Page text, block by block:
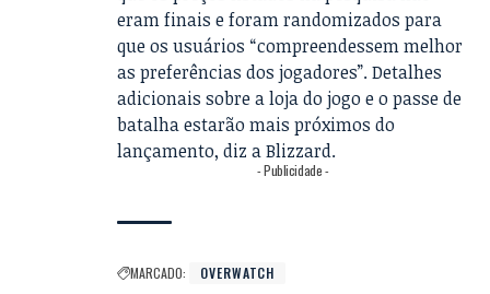
eram finais e foram randomizados para
que os usuários “compreendessem melhor
as preferências dos jogadores”. Detalhes
adicionais sobre a loja do jogo e o passe de
batalha estarão mais próximos do
lançamento, diz a Blizzard.
- Publicidade -
MARCADO: OVERWATCH